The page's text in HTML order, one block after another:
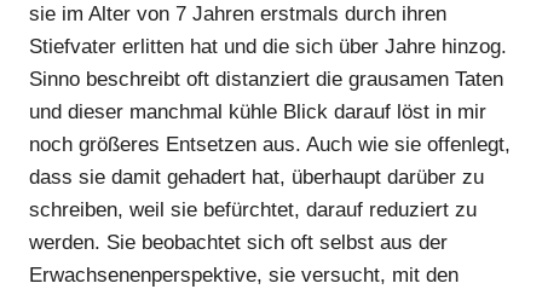
sie im Alter von 7 Jahren erstmals durch ihren
Stiefvater erlitten hat und die sich über Jahre hinzog.
Sinno beschreibt oft distanziert die grausamen Taten
und dieser manchmal kühle Blick darauf löst in mir
noch größeres Entsetzen aus. Auch wie sie offenlegt,
dass sie damit gehadert hat, überhaupt darüber zu
schreiben, weil sie befürchtet, darauf reduziert zu
werden. Sie beobachtet sich oft selbst aus der
Erwachsenenperspektive, sie versucht, mit den